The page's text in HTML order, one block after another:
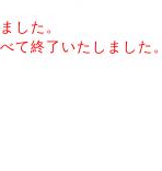
した。
て終了いたしました。